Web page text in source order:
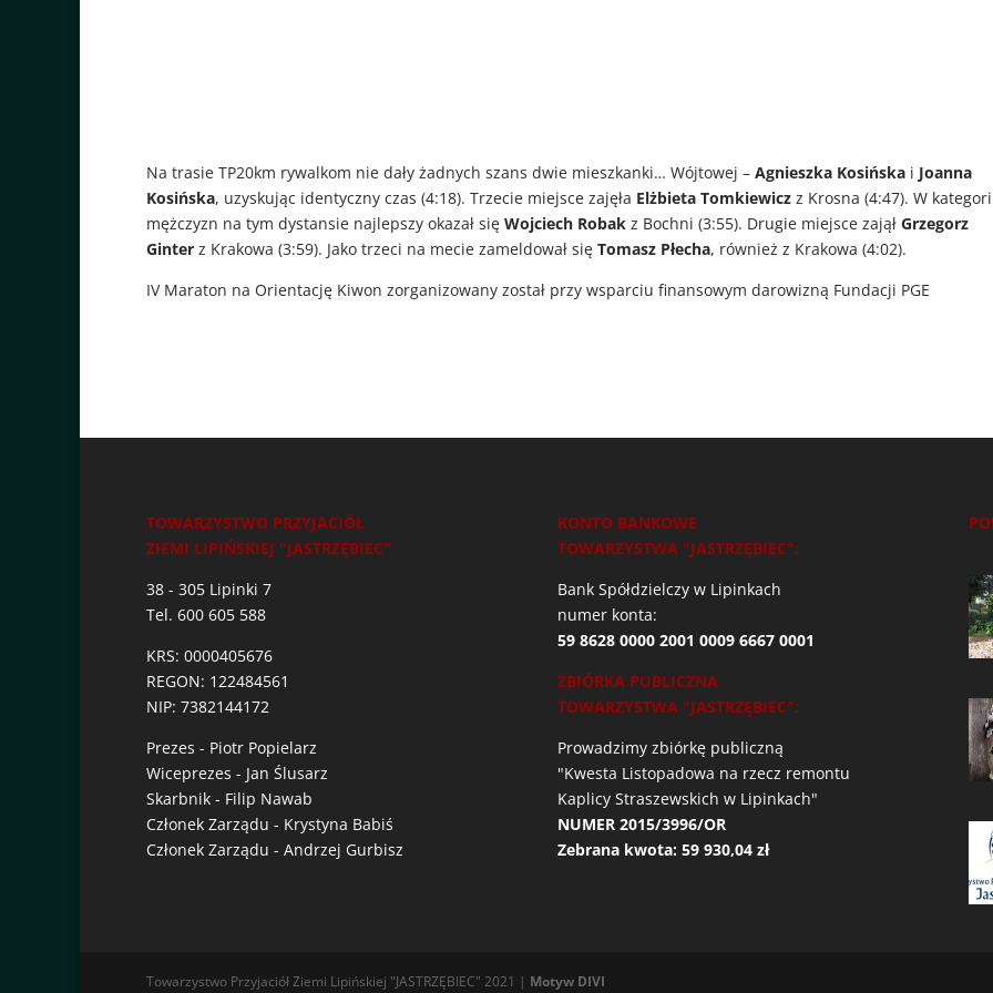
Na trasie TP20km rywalkom nie dały żadnych szans dwie mieszkanki… Wójtowej – Agnieszka Kosińska i Joanna
Kosińska, uzyskując identyczny czas (4:18). Trzecie miejsce zajęła Elżbieta Tomkiewicz z Krosna (4:47). W
mężczyzn na tym dystansie najlepszy okazał się Wojciech Robak z Bochni (3:55). Drugie miejsce zajął Grzegorz
Ginter z Krakowa (3:59). Jako trzeci na mecie zameldował się Tomasz Płecha, również z Krakowa (4:02).
IV Maraton na Orientację Kiwon zorganizowany został przy wsparciu finansowym darowizną Fundacji PGE
TOWARZYSTWO PRZYJACIÓŁ
ZIEMI LIPIŃSKIEJ "JASTRZĘBIEC"
38 - 305 Lipinki 7
Tel. 600 605 588
KRS: 0000405676
REGON: 122484561
NIP: 7382144172
Prezes - Piotr Popielarz
Wiceprezes - Jan Ślusarz
Skarbnik - Filip Nawab
Członek Zarządu - Krystyna Babiś
Członek Zarządu - Andrzej Gurbisz
KONTO BANKOWE
TOWARZYSTWA "JASTRZĘBIEC":
Bank Spółdzielczy w Lipinkach
numer konta:
59 8628 0000 2001 0009 6667 0001
ZBIÓRKA PUBLICZNA
TOWARZYSTWA "JASTRZĘBIEC":
Prowadzimy zbiórkę publiczną
"Kwesta Listopadowa na rzecz remontu
Kaplicy Straszewskich w Lipinkach"
NUMER 2015/3996/OR
Zebrana kwota: 59 930,04 zł
Towarzystwo Przyjaciół Ziemi Lipińskiej "JASTRZĘBIEC" 2021 | Motyw DIVI